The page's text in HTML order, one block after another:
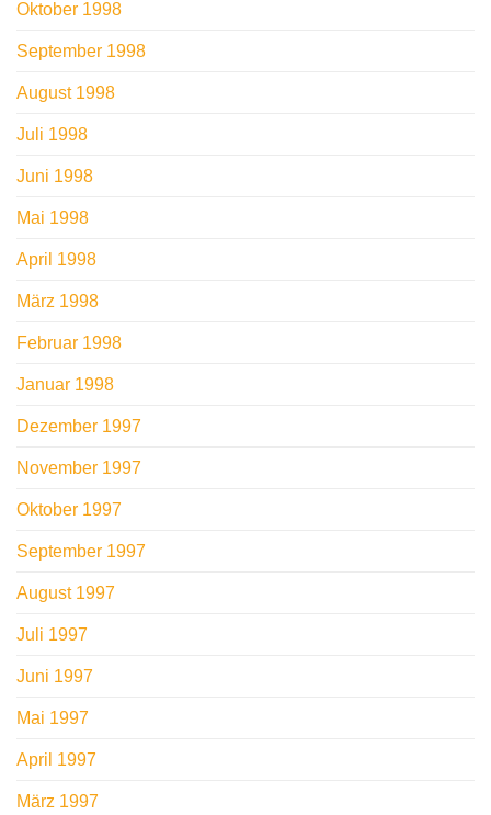
Oktober 1998
September 1998
August 1998
Juli 1998
Juni 1998
Mai 1998
April 1998
März 1998
Februar 1998
Januar 1998
Dezember 1997
November 1997
Oktober 1997
September 1997
August 1997
Juli 1997
Juni 1997
Mai 1997
April 1997
März 1997